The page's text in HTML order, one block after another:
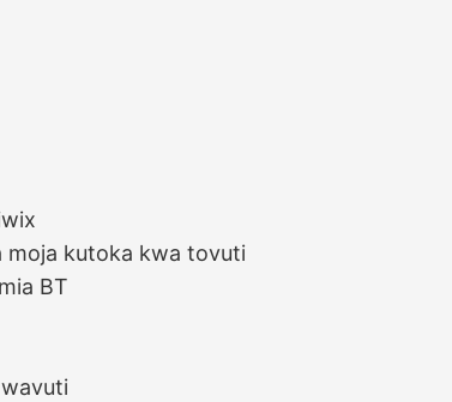
moja kutoka kwa tovuti
BT